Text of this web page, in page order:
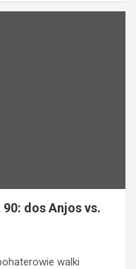
dos Anjos vs.
walki